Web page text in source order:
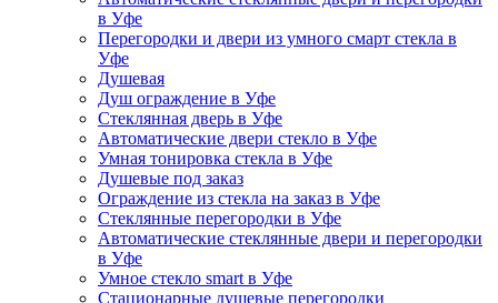
в Уфе
Перегородки и двери из умного смарт стекла в
Уфе
Душевая
Душ ограждение в Уфе
Стеклянная дверь в Уфе
Автоматические двери стекло в Уфе
Умная тонировка стекла в Уфе
Душевые под заказ
Ограждение из стекла на заказ в Уфе
Стеклянные перегородки в Уфе
Автоматические стеклянные двери и перегородки
в Уфе
Умное стекло smart в Уфе
Стационарные душевые перегородки